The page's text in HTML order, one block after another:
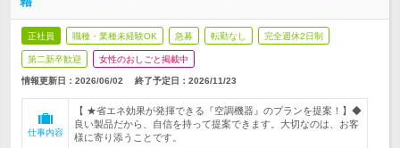
正社員 職種・業種未経験OK 急募 転勤なし 完全週休2日制
第二新卒歓迎 女性のおしごと掲載中
情報更新日：2026/06/02 終了予定日： 2026/11/23
仕事内容
【 ★省エネ効果が発揮できる『空調機器』のプランを提案！】◆
良い製品だから、自信を持って提案できます。大切なのは、お客
様に寄り添うことです。